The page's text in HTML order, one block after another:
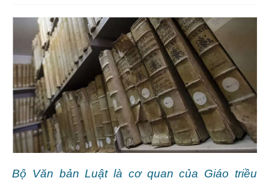
Bộ Văn bản Luật là cơ quan của Giáo triều